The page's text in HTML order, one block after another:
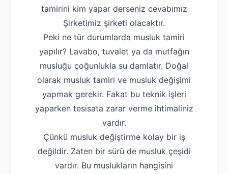
tamirini kim yapar derseniz cevabımız
Şirketimiz şirketi olacaktır.
Peki ne tür durumlarda musluk tamiri
yapılır? Lavabo, tuvalet ya da mutfağın
musluğu çoğunlukla su damlatır. Doğal
olarak musluk tamiri ve musluk değişimi
yapmak gerekir. Fakat bu teknik işleri
yaparken tesisata zarar verme ihtimaliniz
vardır.
Çünkü musluk değiştirme kolay bir iş
değildir. Zaten bir sürü de musluk çeşidi
vardır. Bu muslukların hangisini